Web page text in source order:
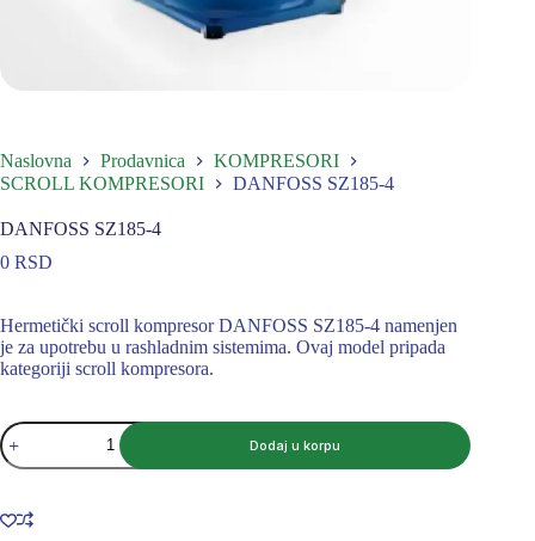
Naslovna Prodavnica
KOMPRESORI
SCROLL KOMPRESORI
DANFOSS SZ185-4
DANFOSS SZ185-4
0 RSD
Hermetički scroll kompresor DANFOSS SZ185-4 namenjen
je za upotrebu u rashladnim sistemima. Ovaj model pripada
kategoriji scroll kompresora.
DANFOSS
SZ185-
Dodaj u korpu